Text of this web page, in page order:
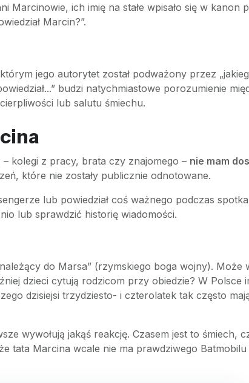
Marcinowie, ich imię na stałe wpisało się w kanon
Marcin?”.
jego autorytet został podważony przez
budzi natychmiastowe porozumienie
lub salutu śmiechu.
kolegi z pracy, brata czy znajomego – nie mam
które nie zostały publicznie odnotowane.
lub powiedział coś ważnego podczas
lub sprawdzić historię wiadomości.
do Marsa” (rzymskiego boga wojny). Może
dzieci cytują rodzicom przy obiedzie? W Polsce
dzisiejsi trzydziesto- i czterolatek tak często
wywołują jakąś reakcję. Czasem jest to śmiech,
tata Marcina wcale nie ma prawdziwego